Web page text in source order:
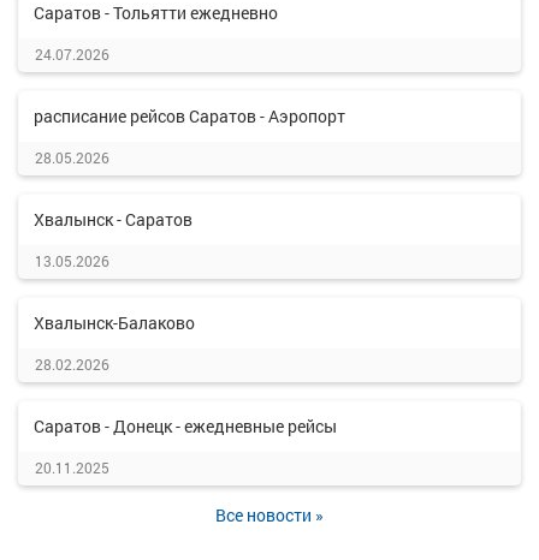
Саратов - Тольятти ежедневно
24.07.2026
расписание рейсов Саратов - Аэропорт
28.05.2026
Хвалынск - Саратов
13.05.2026
Хвалынск-Балаково
28.02.2026
Саратов - Донецк - ежедневные рейсы
20.11.2025
Все новости »